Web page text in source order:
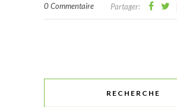
0 Commentaire Partager:
RECHERCHE